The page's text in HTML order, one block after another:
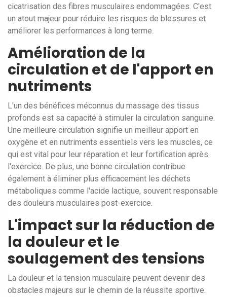
cicatrisation des fibres musculaires endommagées. C'est
un atout majeur pour réduire les risques de blessures et
améliorer les performances à long terme.
Amélioration de la
circulation et de l'apport en
nutriments
L'un des bénéfices méconnus du massage des tissus
profonds est sa capacité à stimuler la circulation sanguine.
Une meilleure circulation signifie un meilleur apport en
oxygène et en nutriments essentiels vers les muscles, ce
qui est vital pour leur réparation et leur fortification après
l'exercice. De plus, une bonne circulation contribue
également à éliminer plus efficacement les déchets
métaboliques comme l'acide lactique, souvent responsable
des douleurs musculaires post-exercice.
L'impact sur la réduction de
la douleur et le
soulagement des tensions
La douleur et la tension musculaire peuvent devenir des
obstacles majeurs sur le chemin de la réussite sportive.